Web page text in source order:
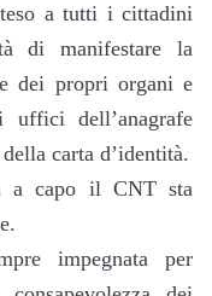
a tutti i cittadini
di manifestare la
dei propri organi e
dell’anagrafe
carta d’identità.
a capo il CNT sta
impegnata per